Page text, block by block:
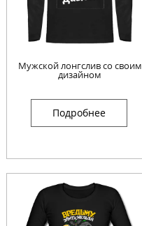
Мужской лонгслив со своим
дизайном
Подробнее